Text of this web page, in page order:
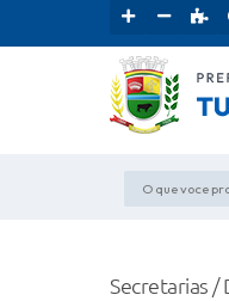
O que voce
Secretarias